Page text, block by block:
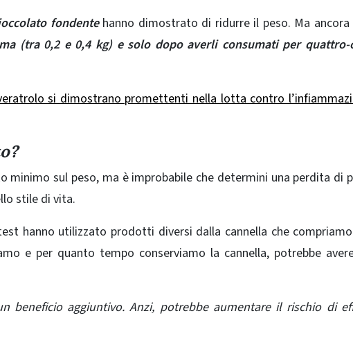
fondentehanno dimostrato di ridurre il peso. Ma ancora
(tra 0,2 e 0,4 kg) e solo dopo averli consumati per
si dimostrano promettenti nella lotta contro
minimo sul peso, ma è improbabile che determini una perdita di
stile di vita.
hanno utilizzato prodotti diversi dalla cannella che
e per quanto tempo conserviamo la cannella, potrebbe
beneficio aggiuntivo. Anzi, potrebbe aumentare il rischio di